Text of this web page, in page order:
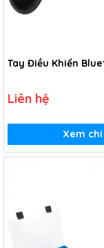
Tay Điều Khiển
Liên hệ
Xem